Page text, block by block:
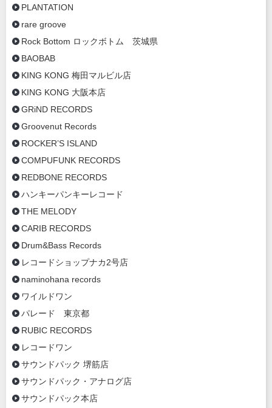
PLANTATION
rare groove
Rock Bottom ロックボトム 茨城県
BAOBAB
KING KONG 梅田マルビル店
KING KONG 大阪本店
GRiND RECORDS
Groovenut Records
ROCKER’S ISLAND
COMPUFUNK RECORDS
REDBONE RECORDS
ハンキーパンキーレコード
THE MELODY
CARIB RECORDS
Drum&Bass Records
レコードショップナカ2号店
naminohana records
ワイルドワン
パレード 東京都
RUBIC RECORDS
レコードワン
サウンドパック 堺筋店
サウンドパック・アナログ店
サウンドパック本店